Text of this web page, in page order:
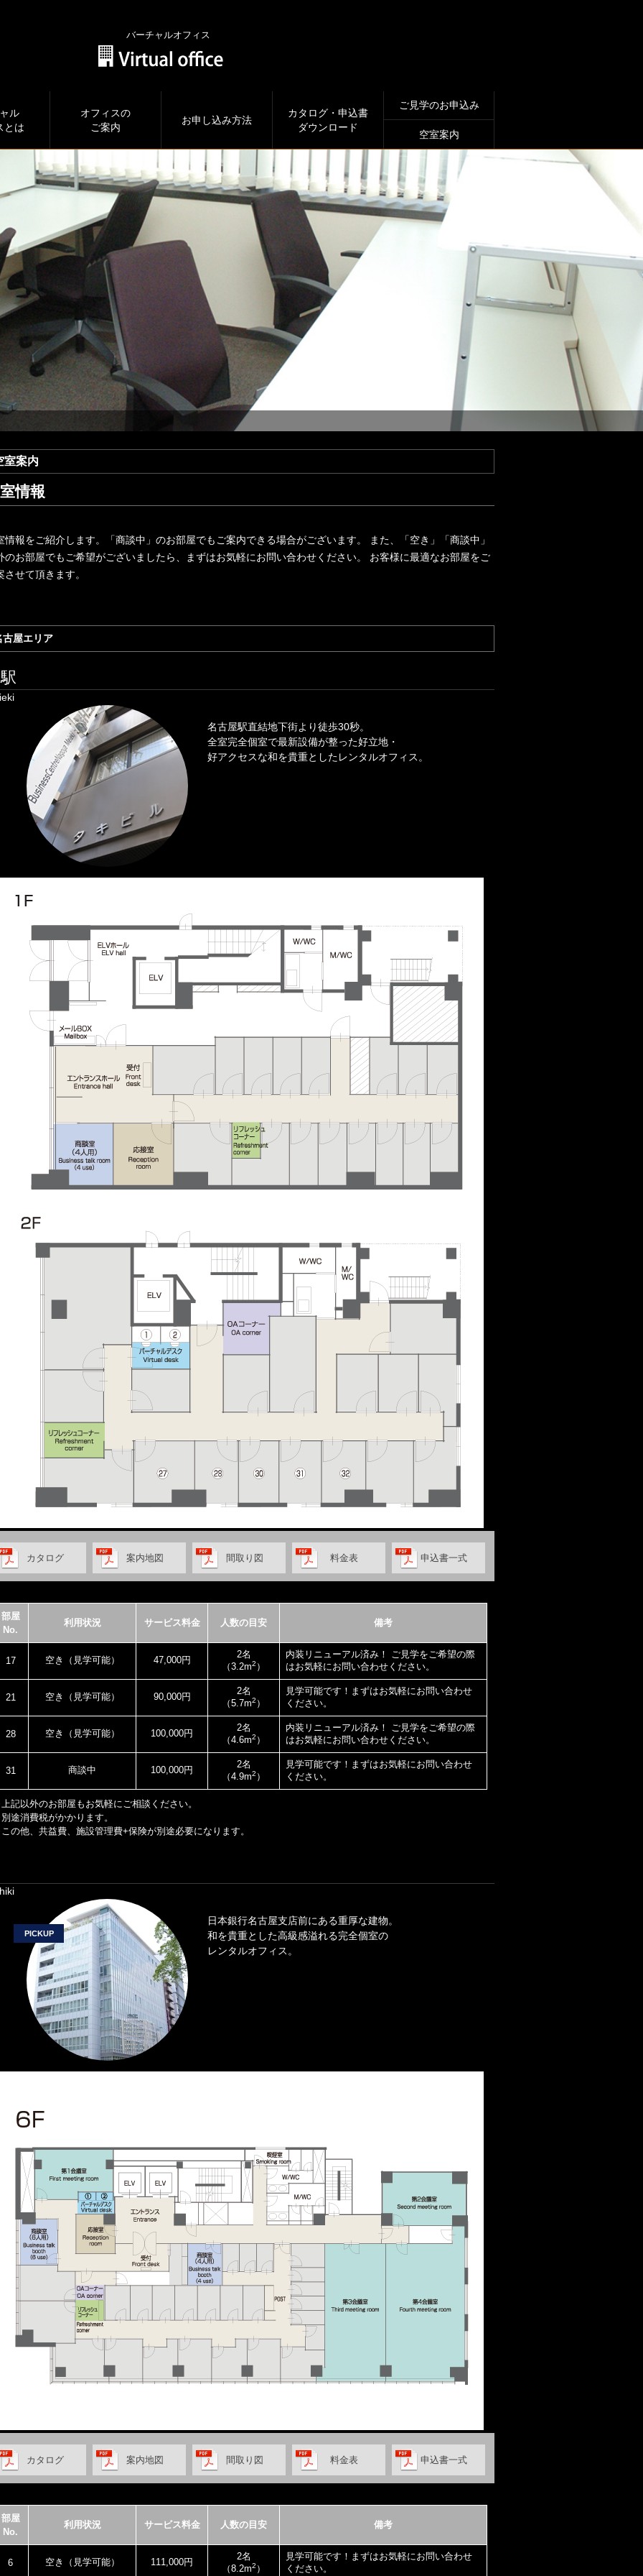
バーチャルオフィス
ル
とは
オフィスの
ご案内
お申し込み方法
カタログ・申込書
ダウンロード
ご見学のお申込み
空室案内
室案内
情報
情報をご紹介します。「商談中」のお部屋でもご案内できる場合がございます。 また、「空き」「商談中」
のお部屋でもご希望がございましたら、まずはお気軽にお問い合わせください。 お客様に最適なお部屋をご
させて頂きます。
古屋エリア
名古屋駅直結地下街より徒歩30秒。
全室完全個室で最新設備が整った好立地・
好アクセスな和を貴重としたレンタルオフィス。
カタログ 案内地図 間取り図 料金表 申込書一式
部屋
No.
利用状況 サービス料金 人数の目安 備考
17 空き（見学可能） 47,000円
2名
（3.2m2 ）
内装リニューアル済み！ ご見学をご希望の際
はお気軽にお問い合わせください。
21 空き（見学可能） 90,000円
2名
（5.7m2 ）
見学可能です！まずはお気軽にお問い合わせ
ください。
28 空き（見学可能） 100,000円
2名
（4.6m2 ）
内装リニューアル済み！ ご見学をご希望の際
はお気軽にお問い合わせください。
31 商談中 100,000円
2名
（4.9m2 ）
見学可能です！まずはお気軽にお問い合わせ
ください。
記以外のお部屋もお気軽にご相談ください。
途消費税がかかります。
の他、共益費、施設管理費+保険が別途必要になります。
PICKUP
日本銀行名古屋支店前にある重厚な建物。
和を貴重とした高級感溢れる完全個室の
レンタルオフィス。
カタログ 案内地図 間取り図 料金表 申込書一式
部屋
No.
利用状況 サービス料金 人数の目安 備考
6 空き（見学可能） 111,000円
2名
（8.2m2 ）
見学可能です！まずはお気軽にお問い合わせ
ください。